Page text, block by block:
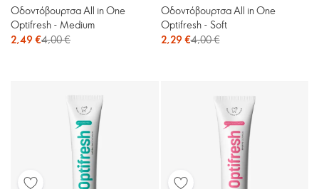
Οδοντόβουρτσα All in One
Optifresh - Medium
2,49 €4,00 €
Οδοντόβουρτσα All in One
Optifresh - Soft
2,29 €4,00 €